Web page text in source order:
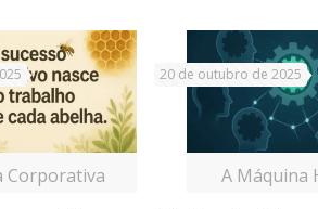
Corporativa A Máquina
20 de outubro de 2025